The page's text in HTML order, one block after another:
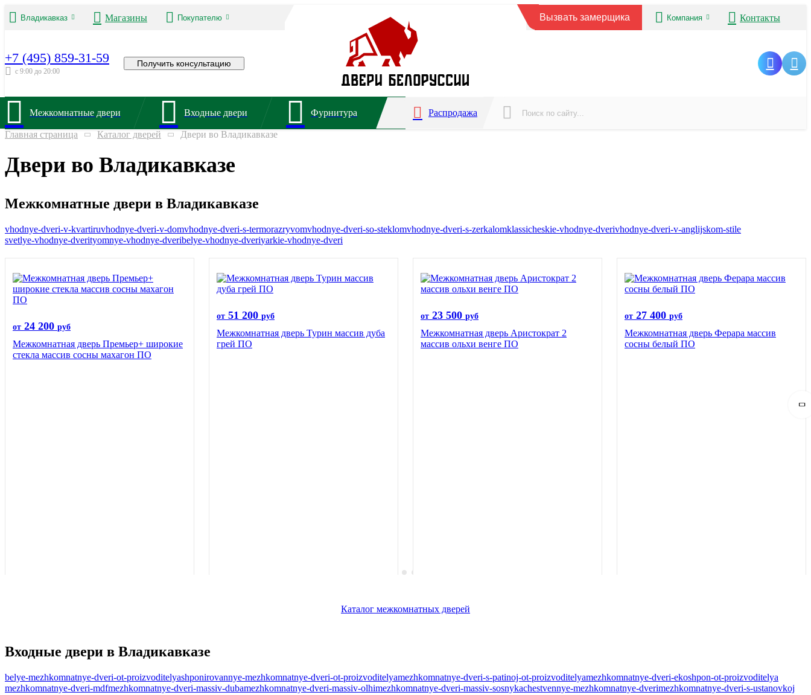
Владикавказ Магазины Покупателю Вызвать замерщика Компания Контакты
+7 (495) 859-31-59
с 9:00 до 20:00
Получить консультацию
Межкомнатные двери Входные двери Фурнитура Распродажа
Главная страница Каталог дверей Двери во Владикавказе
Двери во Владикавказе
Межкомнатные двери в Владикавказе
vhodnye-dveri-v-kvartiruvhodnye-dveri-v-domvhodnye-dveri-s-termorazryvomvhodnye-dveri-so-steklomvhodnye-dveri-s-zerkalomklassicheskie-vhodnye-dverivhodnye-dveri-v-anglijskom-stile
svetlye-vhodnye-dverityomnye-vhodnye-dveribelye-vhodnye-dveriyarkie-vhodnye-dveri
от 24 200 руб
Межкомнатная дверь Премьер+ широкие
стекла массив сосны махагон ПО
от 51 200 руб
Межкомнатная дверь Турин массив дуба
грей ПО
от 23 500 руб
Межкомнатная дверь Аристократ 2
массив ольхи венге ПО
от 27 400 руб
Межкомнатная дверь Ферара массив
сосны белый ПО
Каталог межкомнатных дверей
Входные двери в Владикавказе
belye-mezhkomnatnye-dveri-ot-proizvoditelyashponirovannye-mezhkomnatnye-dveri-ot-proizvoditelyamezhkomnatnye-dveri-s-patinoj-ot-proizvoditelyamezhkomnatnye-dveri-ekoshpon-ot-proizvoditelya
mezhkomnatnye-dveri-mdfmezhkomnatnye-dveri-massiv-dubamezhkomnatnye-dveri-massiv-olhimezhkomnatnye-dveri-massiv-sosnykachestvennye-mezhkomnatnye-dverimezhkomnatnye-dveri-s-ustanovkoj